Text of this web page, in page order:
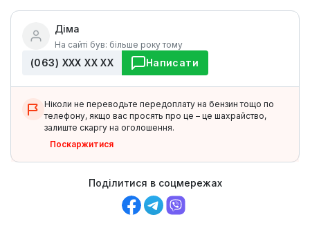
Діма
На сайті був: більше року тому
(063) ХХХ ХХ ХХ Написати
Ніколи не переводьте передоплату на бензин тощо по
телефону, якщо вас просять про це – це шахрайство,
залиште скаргу на оголошення.
Поскаржитися
Поділитися в соцмережах